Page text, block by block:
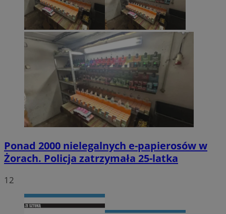
Ponad 2000 nielegalnych e-papierosów w
Żorach. Policja zatrzymała 25-latka
12